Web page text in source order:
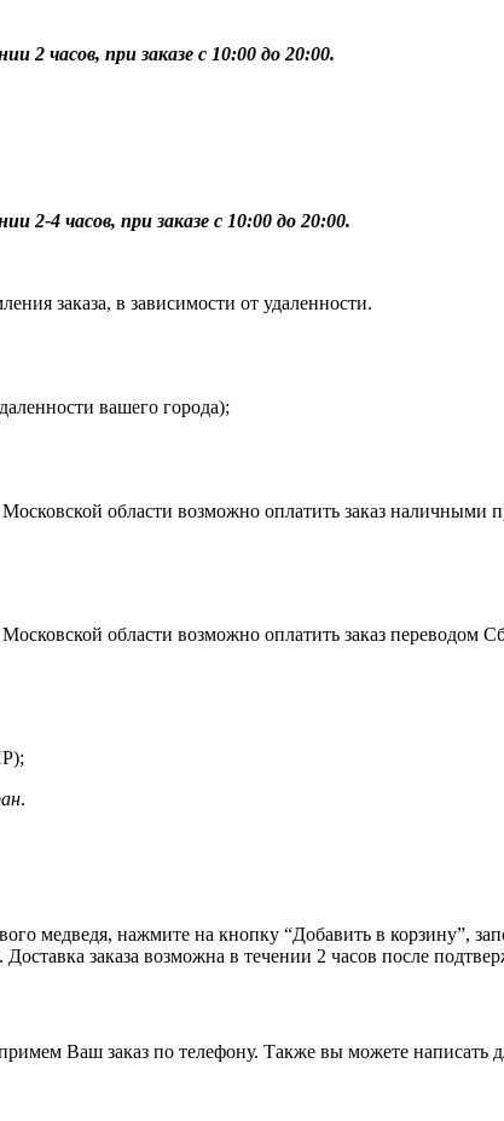
2 часов, при заказе с 10:00 до 20:00.
2-4 часов, при заказе с 10:00 до 20:00.
заказа, в зависимости от удаленности.
вашего города);
области возможно оплатить заказ наличными
области возможно оплатить заказ
.
медведя, нажмите на кнопку “Добавить в корзину”,
заказа возможна в течении 2 часов после
Ваш заказ по телефону. Также вы можете написать